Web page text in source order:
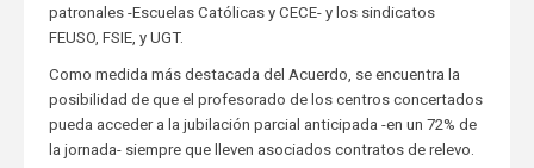
patronales -Escuelas Católicas y CECE- y los sindicatos
FEUSO, FSIE, y UGT.
Como medida más destacada del Acuerdo, se encuentra la
posibilidad de que el profesorado de los centros concertados
pueda acceder a la jubilación parcial anticipada -en un 72% de
la jornada- siempre que lleven asociados contratos de relevo.